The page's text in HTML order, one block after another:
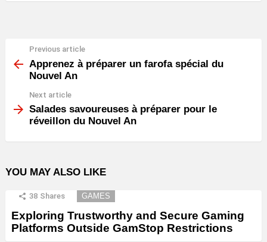
more
Previous article
Apprenez à préparer un farofa spécial du
Nouvel An
Next article
Salades savoureuses à préparer pour le
réveillon du Nouvel An
YOU MAY ALSO LIKE
38 Shares GAMES
Exploring Trustworthy and Secure Gaming
Platforms Outside GamStop Restrictions